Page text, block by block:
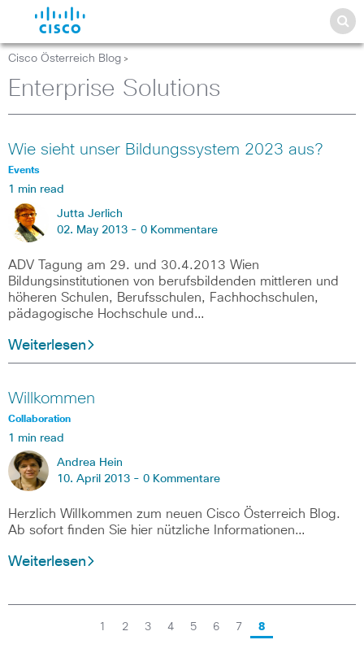
Cisco Österreich Blog >
Enterprise Solutions
Wie sieht unser Bildungssystem 2023 aus?
Events
1 min read
Jutta Jerlich
02. May 2013 - 0 Kommentare
ADV Tagung am 29. und 30.4.2013 Wien
Bildungsinstitutionen von berufsbildenden mittleren und
höheren Schulen, Berufsschulen, Fachhochschulen,
pädagogische Hochschule und…
Weiterlesen
Willkommen
Collaboration
1 min read
Andrea Hein
10. April 2013 - 0 Kommentare
Herzlich Willkommen zum neuen Cisco Österreich Blog.
Ab sofort finden Sie hier nützliche Informationen…
Weiterlesen
1 2 3 4 5 6 7 8